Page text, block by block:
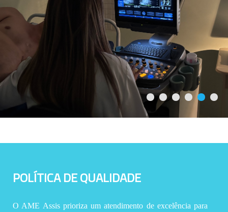
POLÍTICA DE QUALIDADE
O AME Assis prioriza um atendimento de excelência para